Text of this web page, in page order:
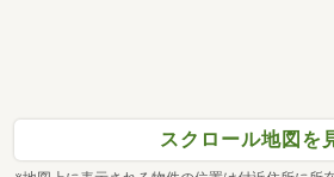
スクロール地図を